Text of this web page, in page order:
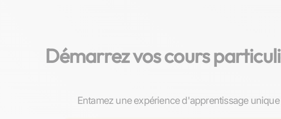
Démarrez vos cours
Entamez une expérience d'apprentissage